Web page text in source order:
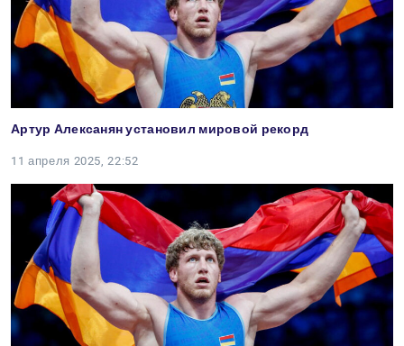
Артур Алексанян установил мировой рекорд
11 апреля 2025, 22:52